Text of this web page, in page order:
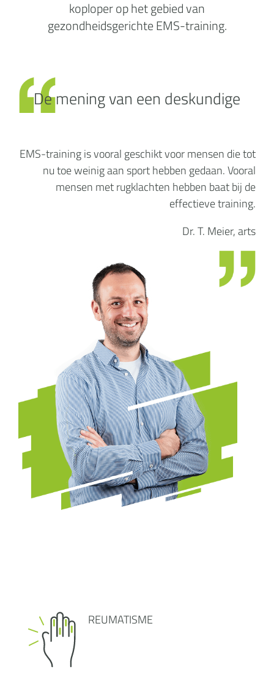
koploper op het gebied van
gezondheidsgerichte EMS-training.
EMS-training is vooral geschikt voor mensen die tot
nu toe weinig aan sport hebben gedaan. Vooral
mensen met rugklachten hebben baat bij de
effectieve training.
Dr. T. Meier, arts
De mening van een deskundige
REUMATISME